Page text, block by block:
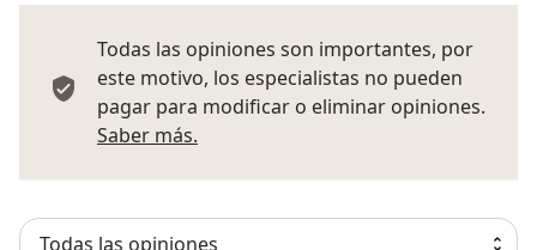
Todas las opiniones son importantes, por
este motivo, los especialistas no pueden
pagar para modificar o eliminar opiniones.
Saber más.